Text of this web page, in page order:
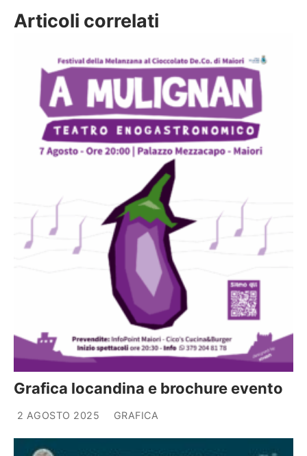
Articoli correlati
Grafica locandina e brochure evento
2 AGOSTO 2025 GRAFICA